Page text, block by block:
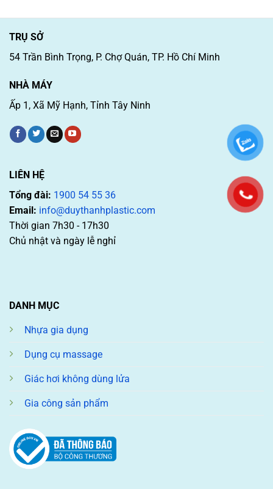
TRỤ SỞ
54 Trần Bình Trọng, P. Chợ Quán, TP. Hồ Chí Minh
NHÀ MÁY
Ấp 1, Xã Mỹ Hạnh, Tỉnh Tây Ninh
DANH MỤC
Nhựa gia dụng
Dụng cụ massage
Giác hơi không dùng lửa
Gia công sản phẩm
LIÊN HỆ
Tổng đài: 1900 54 55 36
Email: info@duythanhplastic.com
Thời gian 7h30 - 17h30
Chủ nhật và ngày lễ nghỉ